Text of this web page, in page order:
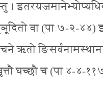
वा (पा ७-२-४४)
ऋतो
घच्छौ च (पा ४-४-